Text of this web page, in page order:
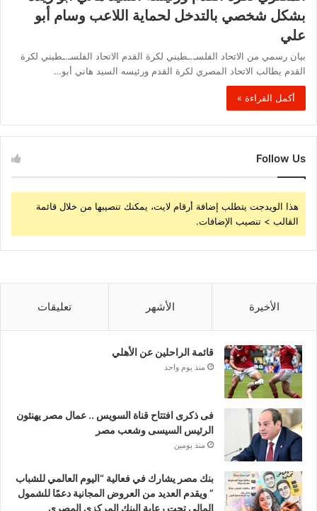
بشكل شخصي بالتدخل لحماية اللاعب وسام أبو
علي
بيان رسمي من الاتحاد الفلسـ.ـطيني لكرة القدم الاتحاد الفلسـ.ـطيني لكرة
القدم يطالب الاتحاد المصري لكرة القدم ورئيسه السيد هاني أبو…
أكمل القراءة »
Follow Us
هذا الويدجت يتطلب إضافة أرقام لايت، يمكنك تنصيبها من خلال قائمة
القالب > تنصيب الإضافات.
الأخيرة الأشهر تعليقات
قائمة الراحلين عن الأهلي
منذ يوم واحد
فى ذكرى افتتاح قناة السويس .. عمال مصر يهنئون
الرئيس السيسى وشعب مصر
منذ يومين
بنك مصر يشارك في فعالية “اليوم العالمي للشباب
” ويقدم العديد من العروض المجانية دعمًا للشمول
المالي تحت رعاية البنك المركزي المصري